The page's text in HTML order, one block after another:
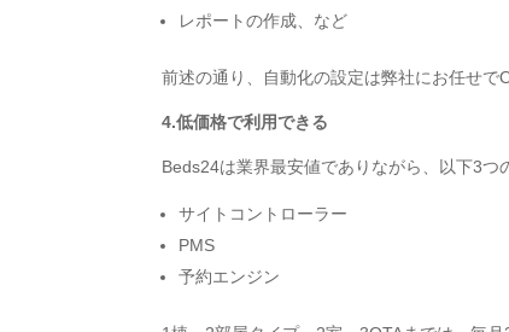
レポートの作成、など
前述の通り、自動化の設定は弊社にお任せで
4.低価格で利用できる
Beds24は業界最安値でありながら、以下3つ
サイトコントローラー
PMS
予約エンジン